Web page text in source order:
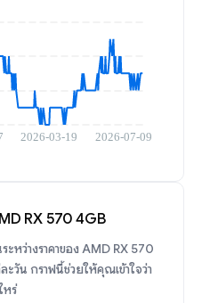
RX 570 4GB
ะหว่างราคาของ AMD RX 570
วัน กราฟนี้ช่วยให้คุณเข้าใจว่า
หร่